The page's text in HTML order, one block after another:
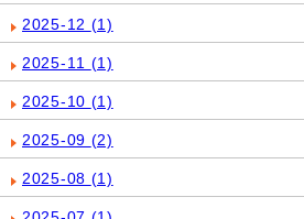
2025-12 (1)
2025-11 (1)
2025-10 (1)
2025-09 (2)
2025-08 (1)